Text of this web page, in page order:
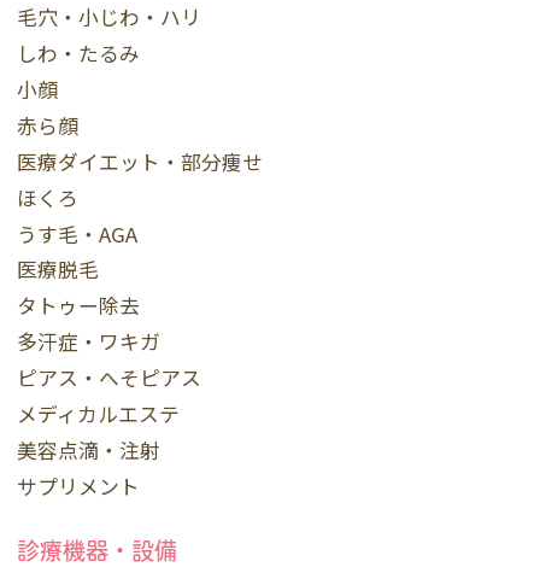
毛穴・小じわ・ハリ
しわ・たるみ
小顔
赤ら顔
医療ダイエット・部分痩せ
ほくろ
うす毛・AGA
医療脱毛
タトゥー除去
多汗症・ワキガ
ピアス・へそピアス
メディカルエステ
美容点滴・注射
サプリメント
診療機器・設備